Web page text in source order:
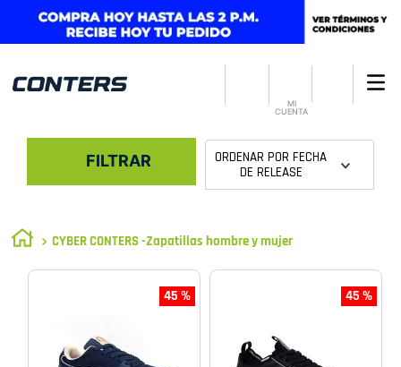
MI
CUENTA
FILTRAR ORDENAR POR FECHA
DE RELEASE
CYBER CONTERS -Zapatillas hombre y mujer
45 % 45 %